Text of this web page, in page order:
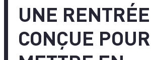
UNE RENTRÉE
CONÇUE